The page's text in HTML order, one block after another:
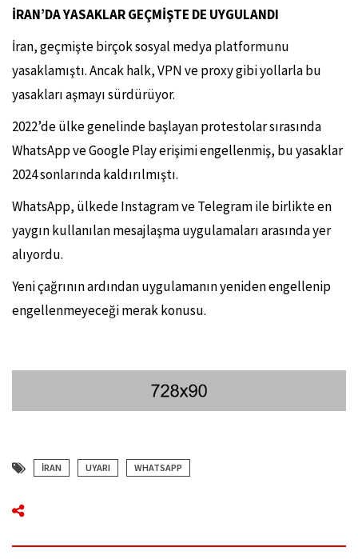
İRAN’DA YASAKLAR GEÇMİŞTE DE UYGULANDI
İran, geçmişte birçok sosyal medya platformunu
yasaklamıştı. Ancak halk, VPN ve proxy gibi yollarla bu
yasakları aşmayı sürdürüyor.
2022’de ülke genelinde başlayan protestolar sırasında
WhatsApp ve Google Play erişimi engellenmiş, bu yasaklar
2024 sonlarında kaldırılmıştı.
WhatsApp, ülkede Instagram ve Telegram ile birlikte en
yaygın kullanılan mesajlaşma uygulamaları arasında yer
alıyordu.
Yeni çağrının ardından uygulamanın yeniden engellenip
engellenmeyeceği merak konusu.
İRAN UYARI WHATSAPP